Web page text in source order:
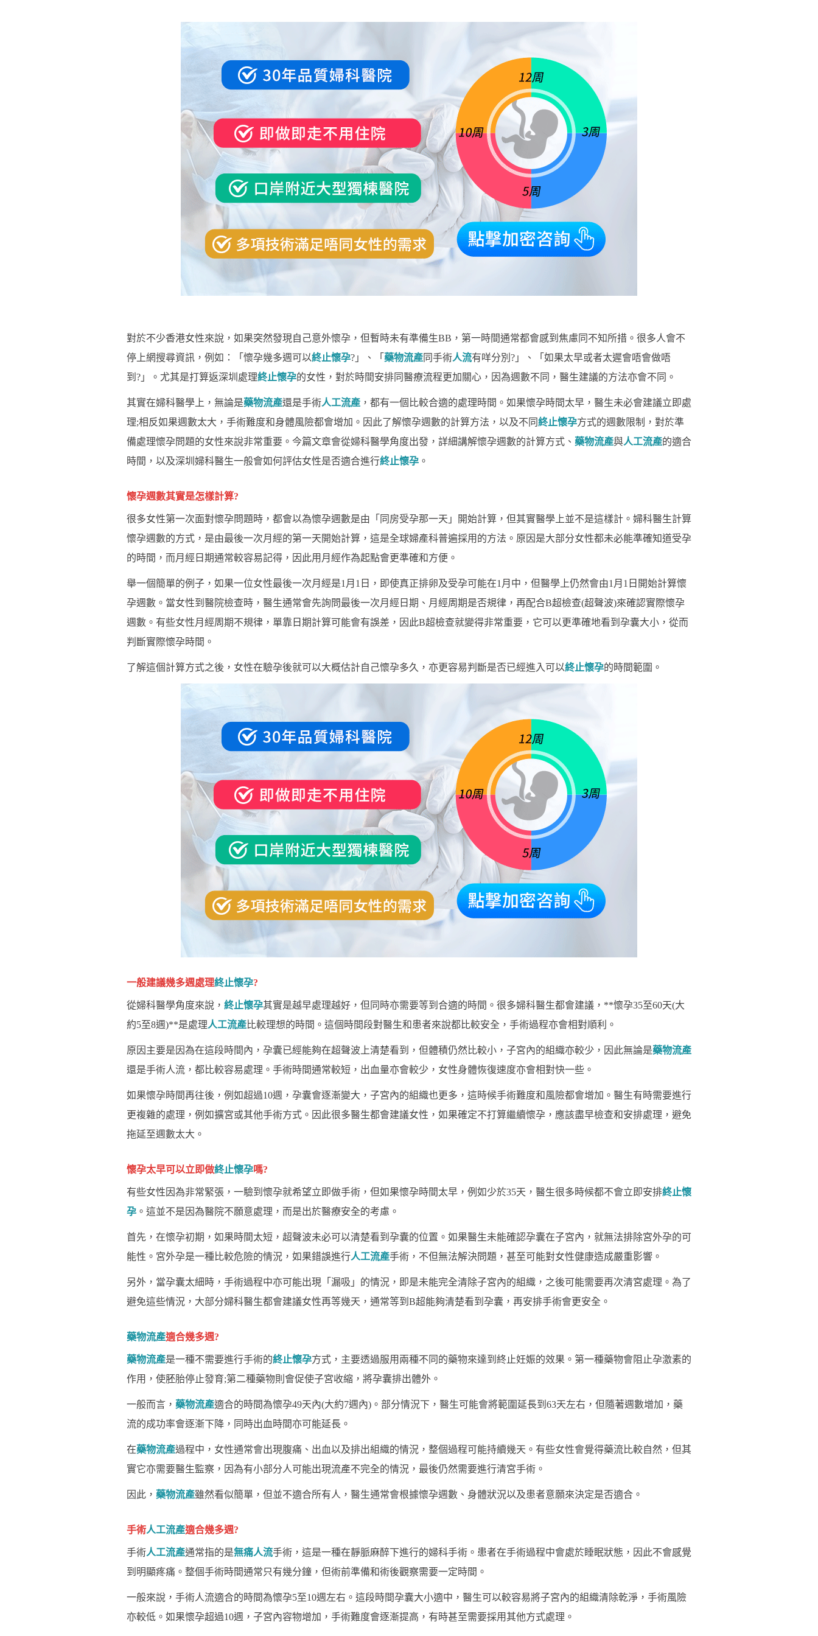
對於不少香港女性來說，如果突然發現自己意外懷孕，但暫時未有準備生BB，第一時間通常都會感到焦慮同不知所措。很多人會不
停上網搜尋資訊，例如：「懷孕幾多週可以終止懷孕?」、「 藥物流產同手術人流有咩分別?」、「如果太早或者太遲會唔會做唔
到?」。尤其是打算返深圳處理終止懷孕的女性，對於時間安排同醫療流程更加關心，因為週數不同，醫生建議的方法亦會不同。
其實在婦科醫學上，無論是藥物流產還是手術人工流產，都有一個比較合適的處理時間。如果懷孕時間太早，醫生未必會建議立即處
理;相反如果週數太大，手術難度和身體風險都會增加。因此了解懷孕週數的計算方法，以及不同終止懷孕方式的週數限制，對於準
備處理懷孕問題的女性來說非常重要。今篇文章會從婦科醫學角度出發，詳細講解懷孕週數的計算方式、 藥物流產與人工流產的適合
時間，以及深圳婦科醫生一般會如何評估女性是否適合進行終止懷孕。
懷孕週數其實是怎樣計算?
很多女性第一次面對懷孕問題時，都會以為懷孕週數是由「同房受孕那一天」開始計算，但其實醫學上並不是這樣計。婦科醫生計算
懷孕週數的方式，是由最後一次月經的第一天開始計算，這是全球婦產科普遍採用的方法。原因是大部分女性都未必能準確知道受孕
的時間，而月經日期通常較容易記得，因此用月經作為起點會更準確和方便。
舉一個簡單的例子，如果一位女性最後一次月經是1月1日，即使真正排卵及受孕可能在1月中，但醫學上仍然會由1月1日開始計算懷
孕週數。當女性到醫院檢查時，醫生通常會先詢問最後一次月經日期、月經周期是否規律，再配合B超檢查(超聲波)來確認實際懷孕
週數。有些女性月經周期不規律，單靠日期計算可能會有誤差，因此B超檢查就變得非常重要，它可以更準確地看到孕囊大小，從而
判斷實際懷孕時間。
了解這個計算方式之後，女性在驗孕後就可以大概估計自己懷孕多久，亦更容易判斷是否已經進入可以終止懷孕的時間範圍。
一般建議幾多週處理終止懷孕?
從婦科醫學角度來說， 終止懷孕其實是越早處理越好，但同時亦需要等到合適的時間。很多婦科醫生都會建議，**懷孕35至60天(大
約5至8週)**是處理人工流產比較理想的時間。這個時間段對醫生和患者來說都比較安全，手術過程亦會相對順利。
原因主要是因為在這段時間內，孕囊已經能夠在超聲波上清楚看到，但體積仍然比較小，子宮內的組織亦較少，因此無論是藥物流產
還是手術人流，都比較容易處理。手術時間通常較短，出血量亦會較少，女性身體恢復速度亦會相對快一些。
如果懷孕時間再往後，例如超過10週，孕囊會逐漸變大，子宮內的組織也更多，這時候手術難度和風險都會增加。醫生有時需要進行
更複雜的處理，例如擴宮或其他手術方式。因此很多醫生都會建議女性，如果確定不打算繼續懷孕，應該盡早檢查和安排處理，避免
拖延至週數太大。
懷孕太早可以立即做終止懷孕嗎?
有些女性因為非常緊張，一驗到懷孕就希望立即做手術，但如果懷孕時間太早，例如少於35天，醫生很多時候都不會立即安排終止懷
孕。這並不是因為醫院不願意處理，而是出於醫療安全的考慮。
首先，在懷孕初期，如果時間太短，超聲波未必可以清楚看到孕囊的位置。如果醫生未能確認孕囊在子宮內，就無法排除宮外孕的可
能性。宮外孕是一種比較危險的情況，如果錯誤進行人工流產手術，不但無法解決問題，甚至可能對女性健康造成嚴重影響。
另外，當孕囊太細時，手術過程中亦可能出現「漏吸」的情況，即是未能完全清除子宮內的組織，之後可能需要再次清宮處理。為了
避免這些情況，大部分婦科醫生都會建議女性再等幾天，通常等到B超能夠清楚看到孕囊，再安排手術會更安全。
藥物流產適合幾多週?
藥物流產是一種不需要進行手術的終止懷孕方式，主要透過服用兩種不同的藥物來達到終止妊娠的效果。第一種藥物會阻止孕激素的
作用，使胚胎停止發育;第二種藥物則會促使子宮收縮，將孕囊排出體外。
一般而言， 藥物流產適合的時間為懷孕49天內(大約7週內)。部分情況下，醫生可能會將範圍延長到63天左右，但隨著週數增加，藥
流的成功率會逐漸下降，同時出血時間亦可能延長。
在藥物流產過程中，女性通常會出現腹痛、出血以及排出組織的情況，整個過程可能持續幾天。有些女性會覺得藥流比較自然，但其
實它亦需要醫生監察，因為有小部分人可能出現流產不完全的情況，最後仍然需要進行清宮手術。
因此， 藥物流產雖然看似簡單，但並不適合所有人，醫生通常會根據懷孕週數、身體狀況以及患者意願來決定是否適合。
手術人工流產適合幾多週?
手術人工流產通常指的是無痛人流手術，這是一種在靜脈麻醉下進行的婦科手術。患者在手術過程中會處於睡眠狀態，因此不會感覺
到明顯疼痛。整個手術時間通常只有幾分鐘，但術前準備和術後觀察需要一定時間。
一般來說，手術人流適合的時間為懷孕5至10週左右。這段時間孕囊大小適中，醫生可以較容易將子宮內的組織清除乾淨，手術風險
亦較低。如果懷孕超過10週，子宮內容物增加，手術難度會逐漸提高，有時甚至需要採用其他方式處理。